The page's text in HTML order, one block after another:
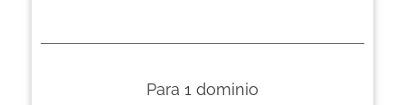
Para 1 dominio